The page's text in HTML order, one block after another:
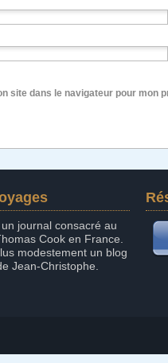
site dans le navigateur pour mon
journal consacré au
Cook en France.
modestement un blog
Jean-Christophe.